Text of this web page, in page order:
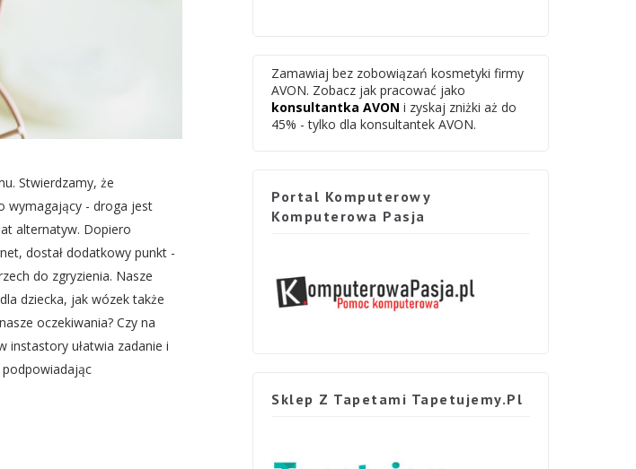
Stwierdzamy, że
wymagający - droga jest
alternatyw. Dopiero
dostał dodatkowy punkt -
do zgryzienia. Nasze
dziecka, jak wózek także
oczekiwania? Czy na
instastory ułatwia zadanie i
Zamawiaj bez zobowiązań kosmetyki firmy
AVON. Zobacz jak pracować jako
konsultantka AVON i zyskaj zniżki aż do
45% - tylko dla konsultantek AVON.
Portal Komputerowy
Komputerowa Pasja
Sklep Z Tapetami Tapetujemy.pl